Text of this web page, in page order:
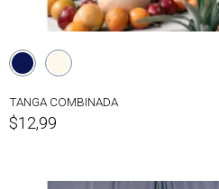
TANGA COMBINADA
$12,99